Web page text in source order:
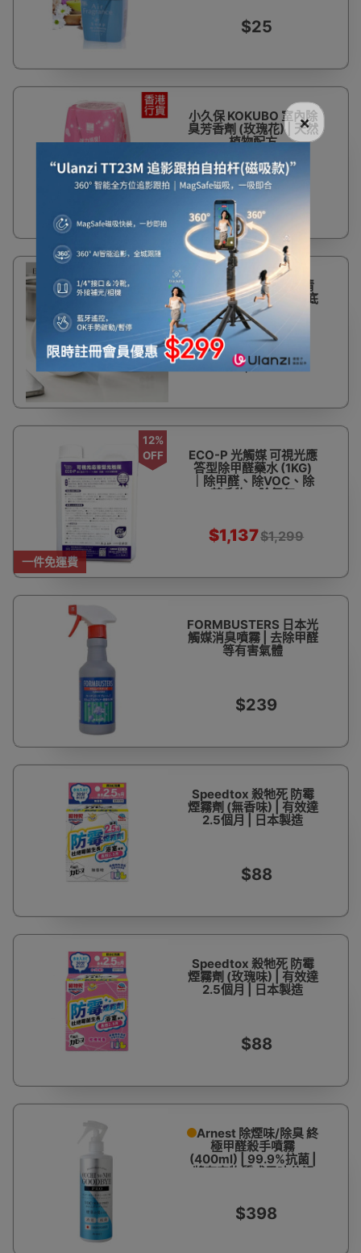
$25
小久保 KOKUBO 室內除
臭芳香劑 (玫瑰花) | 天然
植物配方
$25
Imakara 不銹鋼去污清
潔膏 - 200ml | 油污鍋底
清洗
$22
一件免運費
12%
OFF
ECO-P 光觸媒 可視光應
答型除甲醛藥水 (1KG)
｜除甲醛、除VOC、除
苯系物、除氨氣
$1,137$1,299
FORMBUSTERS 日本光
觸媒消臭噴霧 | 去除甲醛
等有害氣體
$239
Speedtox 殺牠死 防霉
煙霧劑 (無香味) | 有效達
2.5個月 | 日本製造
$88
Speedtox 殺牠死 防霉
煙霧劑 (玫瑰味) | 有效達
2.5個月 | 日本製造
$88
Arnest 除煙味/除臭 終
極甲醛殺手噴霧
(400ml) | 99.9%抗菌 |
將有害物質或異味分解
$398
×